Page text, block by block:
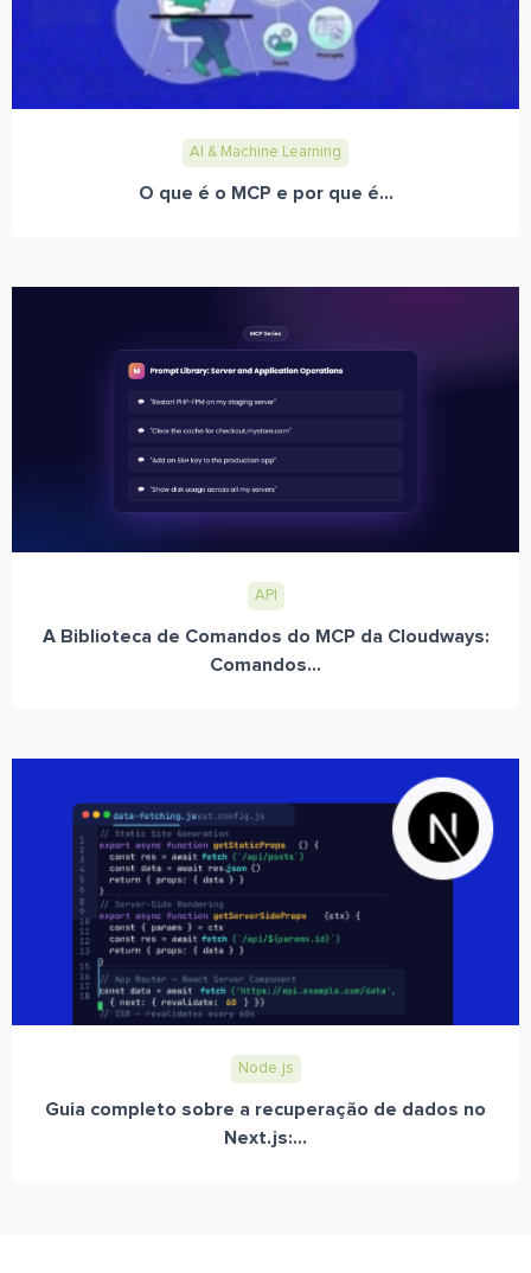
AI & Machine Learning
O que é o MCP e por que é...
API
A Biblioteca de Comandos do MCP da Cloudways:
Comandos...
Node.js
Guia completo sobre a recuperação de dados no
Next.js:...